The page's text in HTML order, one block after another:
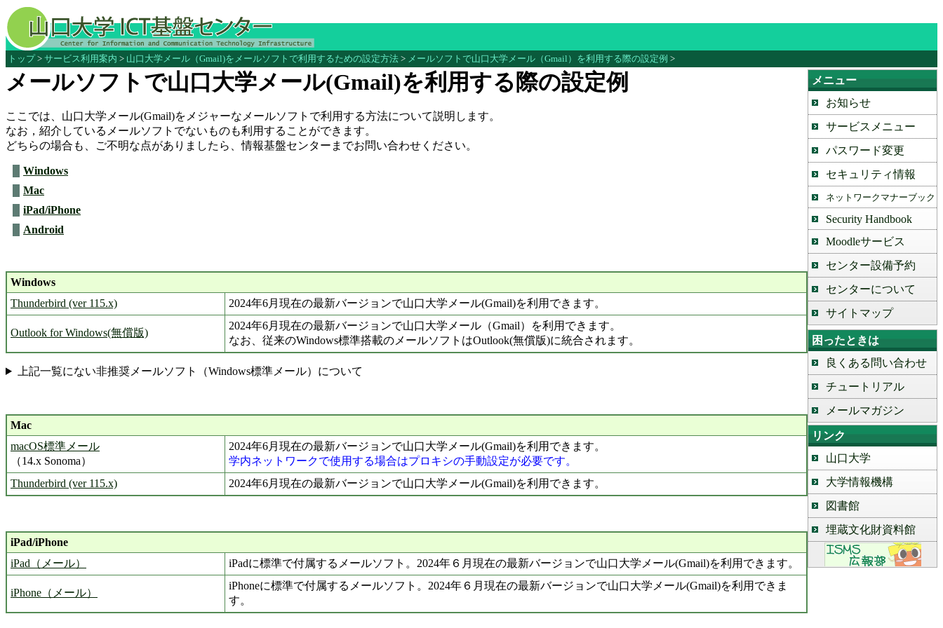
トップ> サービス利用案内 > 山口大学メール（Gmail)をメールソフトで利用するための設定方法 > メールソフトで山口大学メール（Gmail）を利用する際の設定例 >
メールソフトで山口大学メール(Gmail)を利用する際の設定例
ここでは、山口大学メール(Gmail)をメジャーなメールソフトで利用する方法について説明します。
なお，紹介しているメールソフトでないものも利用することができます。
どちらの場合も、ご不明な点がありましたら、情報基盤センターまでお問い合わせください。
Windows
Mac
iPad/iPhone
Android
Windows
Thunderbird (ver 115.x)
2024年6月現在の最新バージョンで山口大学メール(Gmail)を利用できます。
Outlook for Windows(無償版)
2024年6月現在の最新バージョンで山口大学メール（Gmail）を利用できます。
なお、従来のWindows標準搭載のメールソフトはOutlook(無償版)に統合されます。
上記一覧にない非推奨メールソフト（Windows標準メール）について
Mac
macOS標準メール
（14.x Sonoma）
2024年6月現在の最新バージョンで山口大学メール(Gmail)を利用できます。
学内ネットワークで使用する場合はプロキシの手動設定が必要です。
Thunderbird (ver 115.x)
2024年6月現在の最新バージョンで山口大学メール(Gmail)を利用できます。
iPad/iPhone
iPad（メール）
iPadに標準で付属するメールソフト。2024年６月現在の最新バージョンで山口大学メール(Gmail)を利用できます。
iPhone（メール）
iPhoneに標準で付属するメールソフト。2024年６月現在の最新バージョンで山口大学メール(Gmail)を利用できま
す。
メニュー
お知らせ
サービスメニュー
パスワード変更
セキュリティ情報
ネットワークマナーブック
Security Handbook
Moodleサービス
センター設備予約
センターについて
サイトマップ
困ったときは
良くある問い合わせ
チュートリアル
メールマガジン
リンク
山口大学
大学情報機構
図書館
埋蔵文化財資料館